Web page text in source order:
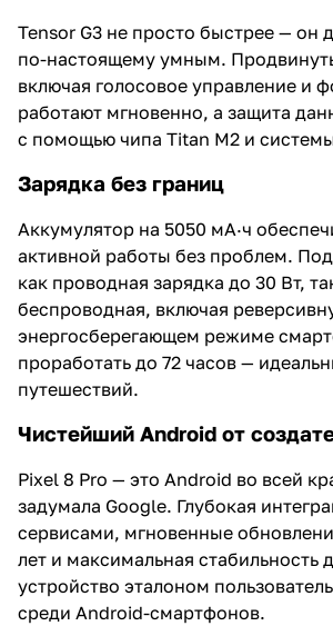
Tensor G3 не просто быстрее — он
по-настоящему умным.
включая голосовое управление и
работают мгновенно, а защита
с помощью чипа Titan M2 и
Зарядка без границ
Аккумулятор на 5050 мА·ч
активной работы без проблем.
как проводная зарядка до 30 Вт,
беспроводная, включая
энергосберегающем режиме
проработать до 72 часов —
путешествий.
Чистейший Android от
Pixel 8 Pro — это Android во всей
задумала Google. Глубокая
сервисами, мгновенные
лет и максимальная стабильность
устройство эталоном
среди Android-смартфонов.